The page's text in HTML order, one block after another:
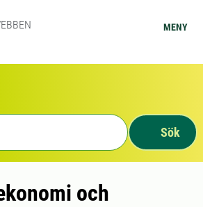
MENY
Sök
och